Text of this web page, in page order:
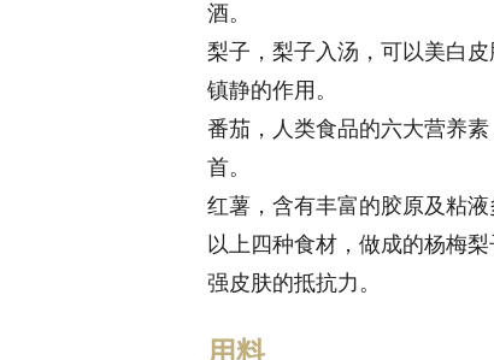
酒。
梨子，梨子入汤，可以美白
镇静的作用。
番茄，人类食品的六大营养
首。
红薯，含有丰富的胶原及粘
以上四种食材，做成的杨梅
强皮肤的抵抗力。
用料